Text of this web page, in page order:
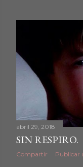
abril 29, 2018
SIN RESPIRO.
Compartir Publicar